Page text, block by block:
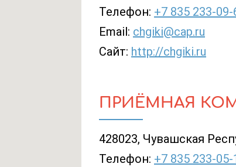
Телефон: +7 835 233-09-
Email: chgiki@cap.ru
Сайт: http://chgiki.ru
ПРИЁМНАЯ
428023, Чувашская
Телефон: +7 835 233-05-